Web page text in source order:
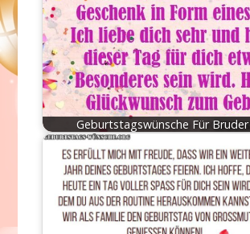
Geburtstagswünsche Für Bruder